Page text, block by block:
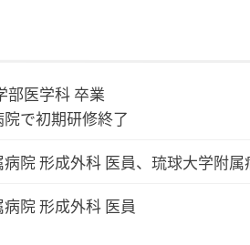
部医学科 卒業
で初期研修終了
院 形成外科 医員、琉球大学附
院 形成外科 医員